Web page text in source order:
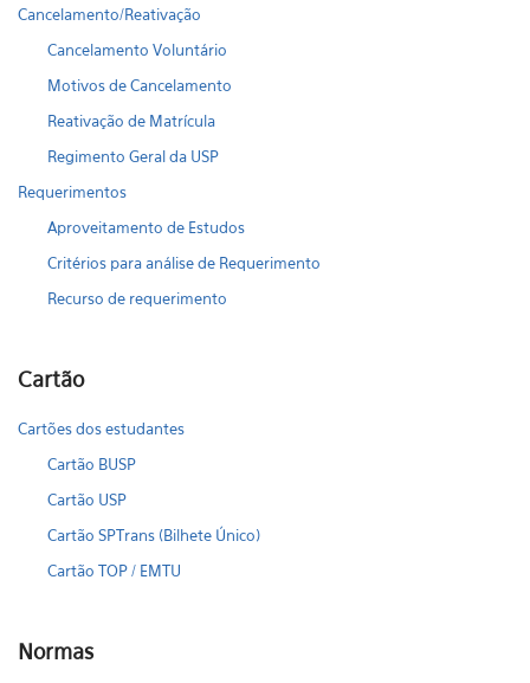
Cancelamento/Reativação
Cancelamento Voluntário
Motivos de Cancelamento
Reativação de Matrícula
Regimento Geral da USP
Requerimentos
Aproveitamento de Estudos
Critérios para análise de Requerimento
Recurso de requerimento
Cartão
Cartões dos estudantes
Cartão BUSP
Cartão USP
Cartão SPTrans (Bilhete Único)
Cartão TOP / EMTU
Normas